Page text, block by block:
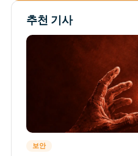
추천 기사
보안